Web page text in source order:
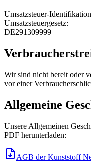
Umsatzsteuer-
Umsatzsteuergesetz:
DE291309999
Wir sind nicht bereit oder
vor einer
Allgemeine
Unsere Allgemeinen
PDF herunterladen:
AGB der Kunststoff